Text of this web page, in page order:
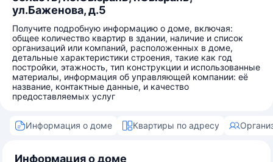
ул.Баженова, д.5
Получите подробную информацию о доме, включая:
общее количество квартир в здании, наличие и список
организаций или компаний, расположенных в доме,
детальные характеристики строения, такие как год
постройки, этажность, тип конструкции и использованные
материалы, информация об управляющей компании: её
название, контактные данные, и качество
предоставляемых услуг
Информация о доме Квартиры по адресу
Информация о доме